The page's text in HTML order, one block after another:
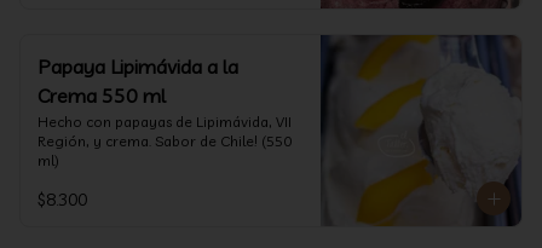
Papaya Lipimávida a la
Crema 550 ml
Hecho con papayas de Lipimávida, VII
Región, y crema. Sabor de Chile! (550
ml)
$8.300